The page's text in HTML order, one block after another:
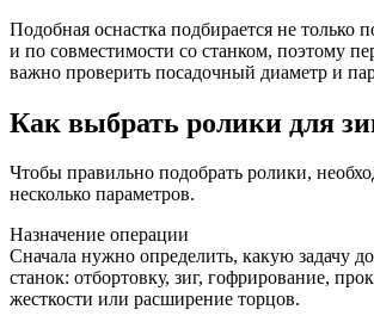
Подобная оснастка подбирается не только
и по совместимости со станком, поэтому
важно проверить посадочный диаметр и
Как выбрать ролики для
Чтобы правильно подобрать ролики,
несколько параметров.
Назначение операции
Сначала нужно определить, какую задачу
станок: отбортовку, зиг, гофрирование,
жесткости или расширение торцов.